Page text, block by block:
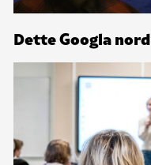
Dette Googla